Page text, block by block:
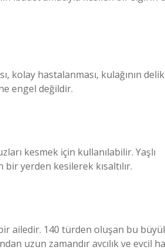
kolay hastalanması, kulağının
engel değildir.
kesmek için kullanılabilir. Yaşlı
yerden kesilerek kısaltılır.
ailedir. 140 türden oluşan bu
uzun zamandır avcılık ve evcil